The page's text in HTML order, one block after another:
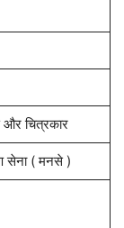
और चित्रकार
सेना ( मनसे )